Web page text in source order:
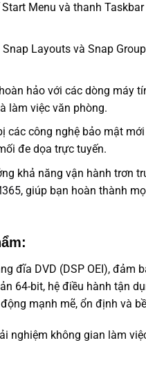
Menu và thanh
Layouts và Snap
hảo với các dòng máy
làm việc văn phòng.
các công nghệ bảo mật
đe dọa trực tuyến.
khả năng vận hành trơn
, giúp bạn hoàn thành
đĩa DVD (DSP OEI), đảm
64-bit, hệ điều hành tận
mạnh mẽ, ổn định và
nghiệm không gian làm